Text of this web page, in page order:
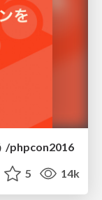
/phpcon2016
5 14k